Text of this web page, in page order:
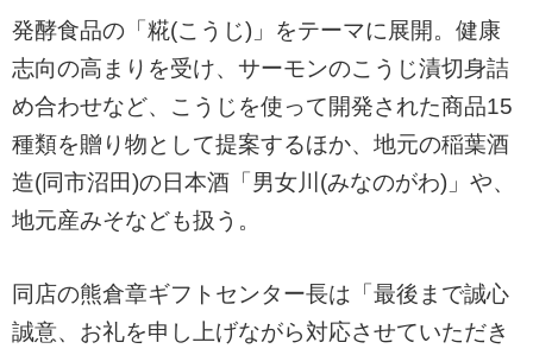
発酵食品の「糀(こうじ)」をテーマに展開。健康
志向の高まりを受け、サーモンのこうじ漬切身詰
め合わせなど、こうじを使って開発された商品15
種類を贈り物として提案するほか、地元の稲葉酒
造(同市沼田)の日本酒「男女川(みなのがわ)」や、
地元産みそなども扱う。
同店の熊倉章ギフトセンター長は「最後まで誠心
誠意、お礼を申し上げながら対応させていただき